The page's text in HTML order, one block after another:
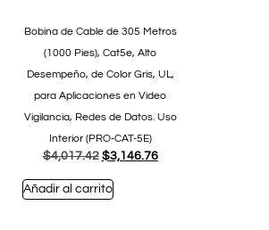
Bobina de Cable de 305 Metros
(1000 Pies), Cat5e, Alto
Desempeño, de Color Gris, UL,
para Aplicaciones en Video
Vigilancia, Redes de Datos. Uso
Interior (PRO-CAT-5E)
$4,017.42 $3,146.76
Añadir al carrito